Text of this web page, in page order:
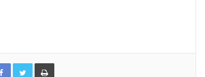
Facebook Twitter